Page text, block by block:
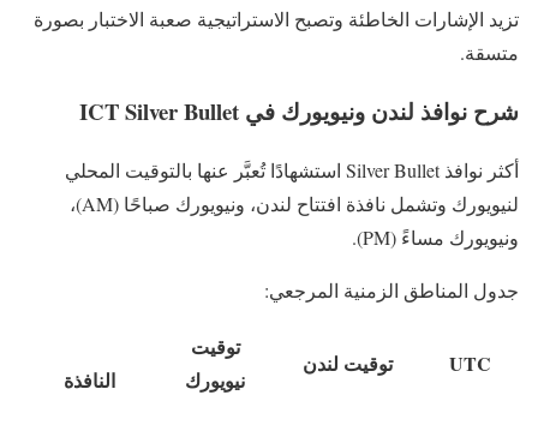
تزيد الإشارات الخاطئة وتصبح الاستراتيجية صعبة الاختبار بصورة
متسقة.
شرح نوافذ لندن ونيويورك في ICT Silver Bullet
أكثر نوافذ Silver Bullet استشهادًا تُعبَّر عنها بالتوقيت المحلي
لنيويورك وتشمل نافذة افتتاح لندن، ونيويورك صباحًا (AM)،
ونيويورك مساءً (PM).
جدول المناطق الزمنية المرجعي:
UTC توقيت لندن
توقيت
نيويورك
النافذة